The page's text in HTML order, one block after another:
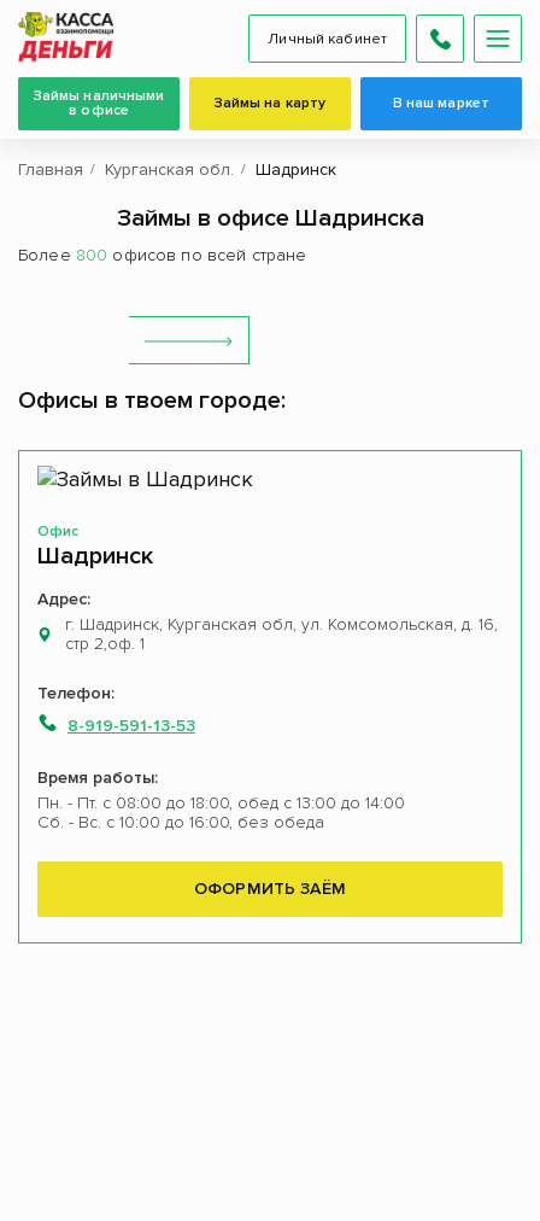
Личный кабинет
Займы наличными
в офисе
Займы на карту В наш маркет
Главная Курганская обл. Шадринск
Займы в офисе Шадринска
Более 800 офисов по всей стране
Офисы в твоем городе:
Офис
Шадринск
Адрес:
г. Шадринск, Курганская обл, ул. Комсомольская, д. 16,
стр 2,оф. 1
Телефон:
8-919-591-13-53
Время работы:
Пн. - Пт. с 08:00 до 18:00, обед с 13:00 до 14:00
Сб. - Вс. с 10:00 до 16:00, без обеда
ОФОРМИТЬ ЗАЁМ